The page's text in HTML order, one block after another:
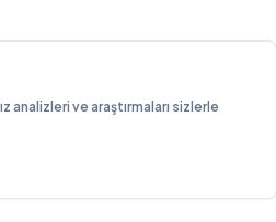
analizleri ve araştırmaları sizlerle